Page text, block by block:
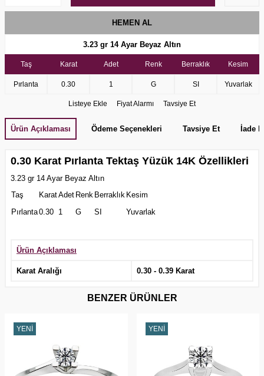
HEMEN AL
3.23 gr 14 Ayar Beyaz Altın
Taş
Pırlanta
Karat
0.30
Adet
1
Renk
G
Berraklık
SI
Kesim
Yuvarlak
Listeye Ekle Fiyat Alarmı Tavsiye Et
Ürün Açıklaması Ödeme Seçenekleri Tavsiye Et İade
0.30 Karat Pırlanta Tektaş Yüzük 14K Özellikleri
3.23 gr 14 Ayar Beyaz Altın
Taş
KaratAdet Renk Berraklık Kesim
Pırlanta0.30 1 G SI Yuvarlak
Ürün Açıklaması
Karat Aralığı 0.30 - 0.39 Karat
BENZER ÜRÜNLER
YENI YENI